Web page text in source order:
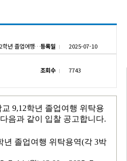
2025년 소주한국학교 9,12학년 졸업여행 위탁용역 업체 선정 입찰 공고등록일 2025-07-10
조회수 7743
9,12학년 졸업여행 위탁용
음과 같이 입찰 공고합니다.
년 졸업여행 위탁용역(각 3박